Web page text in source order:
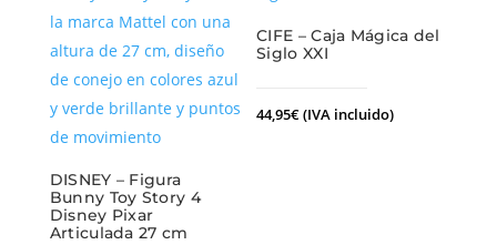
DISNEY – Figura
Bunny Toy Story 4
Disney Pixar
Articulada 27 cm
CIFE – Caja Mágica del
Siglo XXI
44,95€(IVA incluido)